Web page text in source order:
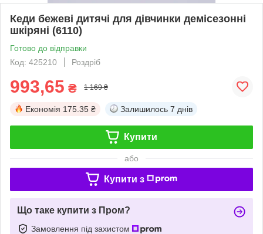
Кеди бежеві дитячі для дівчинки демісезонні
шкіряні (6110)
Готово до відправки
Код: 425210
Роздріб
993,65 ₴ 1 169 ₴
Економія 175.35 ₴ Залишилось 7 днів
Купити
або
Купити з
Що таке купити з Пром?
Замовлення під захистом